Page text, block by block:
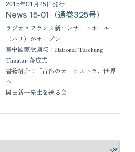
2015年01月25日発行
News 15-01（通巻325号）
ラジオ・フランス新コンサートホール
（パリ）がオープン
臺中國家歌劇院：National Taichung
Theater 落成式
書籍紹介：「古都のオーケストラ、世界
へ」
岡田新一先生を送る会